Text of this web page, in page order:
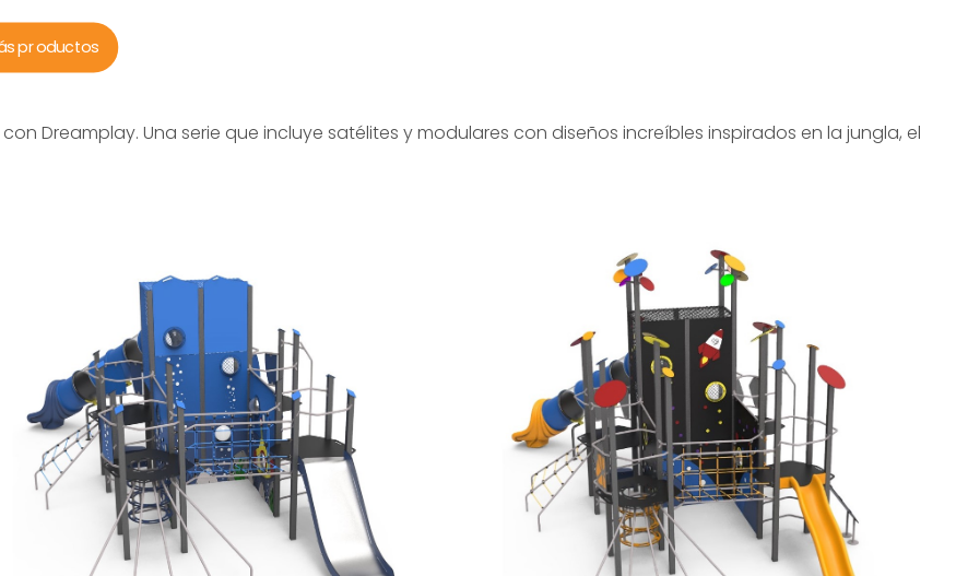
productos
Dreamplay. Una serie que incluye satélites y modulares con diseños increíbles inspirados en la jungla, el